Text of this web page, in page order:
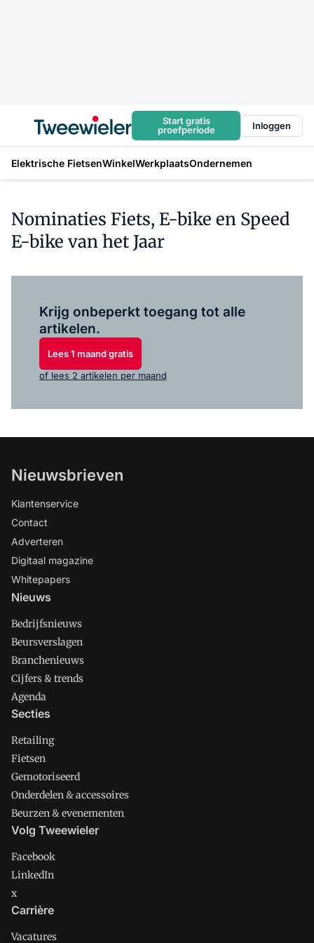
Start gratis
proefperiode
Inloggen
Elektrische FietsenWinkelWerkplaatsOndernemen
Nominaties Fiets, E-bike en Speed
E-bike van het Jaar
Krijg onbeperkt toegang tot alle
artikelen.
Lees 1 maand gratis
of lees 2 artikelen per maand
Nieuwsbrieven
Klantenservice
Contact
Adverteren
Digitaal magazine
Whitepapers
Nieuws
Bedrijfsnieuws
Beursverslagen
Branchenieuws
Cijfers & trends
Agenda
Secties
Retailing
Fietsen
Gemotoriseerd
Onderdelen & accessoires
Beurzen & evenementen
Volg Tweewieler
Facebook
LinkedIn
x
Carrière
Vacatures